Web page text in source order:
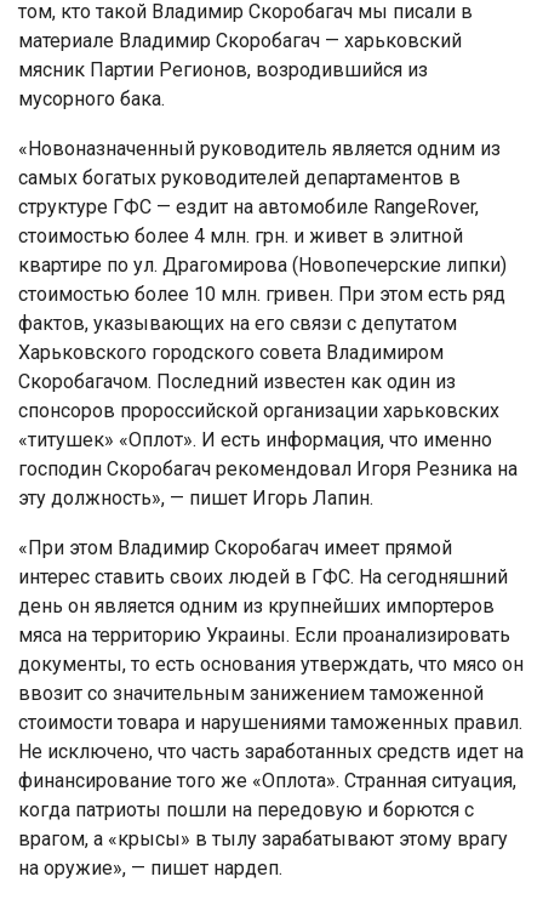
том, кто такой Владимир Скоробагач мы писали в
материале Владимир Скоробагач — харьковский
мясник Партии Регионов, возродившийся из
мусорного бака.
«Новоназначенный руководитель является одним из
самых богатых руководителей департаментов в
структуре ГФС — ездит на автомобиле RangeRover,
стоимостью более 4 млн. грн. и живет в элитной
квартире по ул. Драгомирова (Новопечерские липки)
стоимостью более 10 млн. гривен. При этом есть ряд
фактов, указывающих на его связи с депутатом
Харьковского городского совета Владимиром
Скоробагачом. Последний известен как один из
спонсоров пророссийской организации харьковских
«титушек» «Оплот». И есть информация, что именно
господин Скоробагач рекомендовал Игоря Резника на
эту должность», — пишет Игорь Лапин.
«При этом Владимир Скоробагач имеет прямой
интерес ставить своих людей в ГФС. На сегодняшний
день он является одним из крупнейших импортеров
мяса на территорию Украины. Если проанализировать
документы, то есть основания утверждать, что мясо он
ввозит со значительным занижением таможенной
стоимости товара и нарушениями таможенных правил.
Не исключено, что часть заработанных средств идет на
финансирование того же «Оплота». Странная ситуация,
когда патриоты пошли на передовую и борются с
врагом, а «крысы» в тылу зарабатывают этому врагу
на оружие», — пишет нардеп.